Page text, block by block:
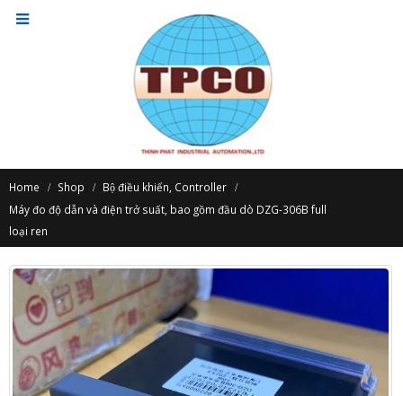
Home Shop
Bộ điều khiển, Controller
Máy đo độ dẫn và điện trở suất, bao gồm đầu dò DZG-306B full
loại ren